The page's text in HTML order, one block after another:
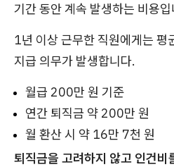
기간 동안 계속 발생하는 비용입
1년 이상 근무한 직원에게는 평
지급 의무가 발생합니다.
월급 200만 원 기준
연간 퇴직금 약 200만 원
월 환산 시 약 16만 7천 원
퇴직금을 고려하지 않고 인건비